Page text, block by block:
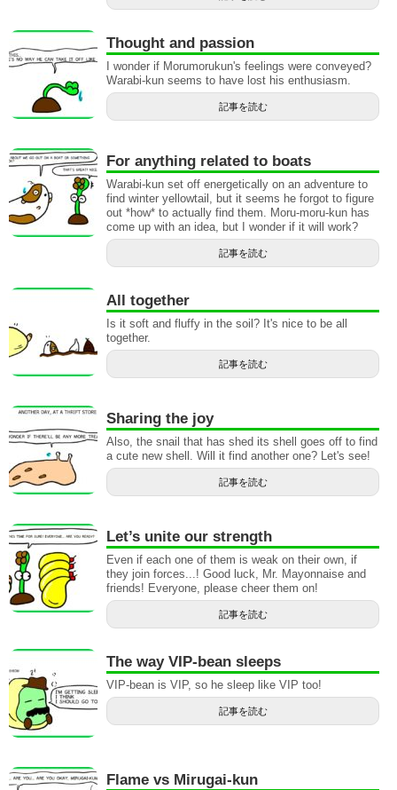
Thought and passion
I wonder if Morumorukun's feelings were conveyed?
Warabi-kun seems to have lost his enthusiasm.
記事を読む
For anything related to boats
Warabi-kun set off energetically on an adventure to
find winter yellowtail, but it seems he forgot to figure
out *how* to actually find them. Moru-moru-kun has
come up with an idea, but I wonder if it will work?
記事を読む
All together
Is it soft and fluffy in the soil? It's nice to be all
together.
記事を読む
Sharing the joy
Also, the snail that has shed its shell goes off to find
a cute new shell. Will it find another one? Let's see!
記事を読む
Let’s unite our strength
Even if each one of them is weak on their own, if
they join forces...! Good luck, Mr. Mayonnaise and
friends! Everyone, please cheer them on!
記事を読む
The way VIP-bean sleeps
VIP-bean is VIP, so he sleep like VIP too!
記事を読む
Flame vs Mirugai-kun